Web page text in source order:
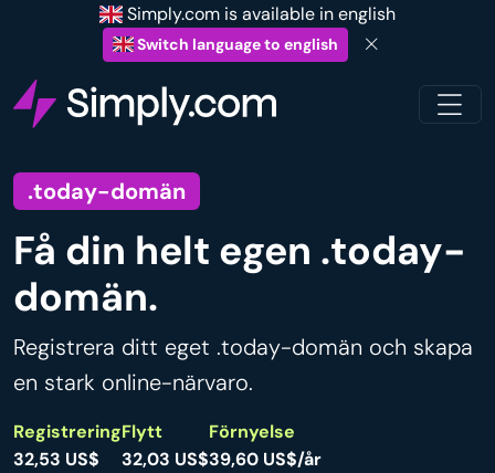
Simply.com is available in english
Switch language to english
.today-domän
Få din helt egen .today-
domän.
Registrera ditt eget .today-domän och skapa
en stark online-närvaro.
Registrering
32,53 US$
Flytt
32,03 US$
Förnyelse
39,60 US$/år